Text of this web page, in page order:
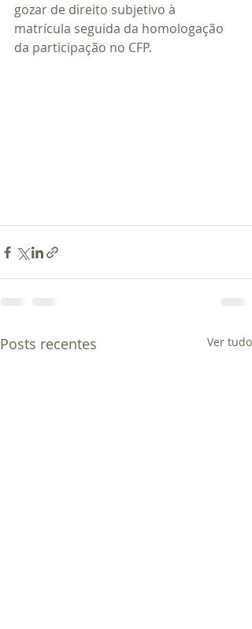
gozar de direito subjetivo à
matrícula seguida da homologação
da participação no CFP.
Posts recentes Ver tudo